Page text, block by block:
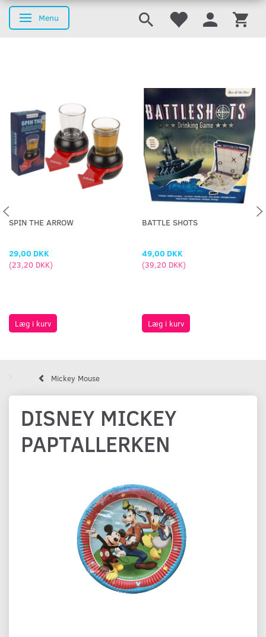
Skifte navigation
Menu
SPIN THE ARROW
29,00 DKK
(23,20 DKK)
Læg i kurv
BATTLE SHOTS
49,00 DKK
(39,20 DKK)
Læg i kurv
Mickey Mouse
DISNEY MICKEY
PAPTALLERKEN